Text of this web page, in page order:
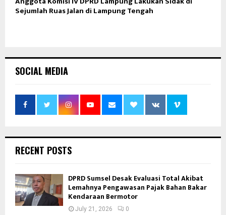
Sejumlah Ruas Jalan di Lampung Tengah
SOCIAL MEDIA
RECENT POSTS
DPRD Sumsel Desak Evaluasi Total Akibat
Lemahnya Pengawasan Pajak Bahan Bakar
Kendaraan Bermotor
July 21, 2026 0